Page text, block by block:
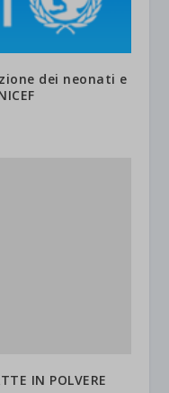
dei neonati e
IN POLVERE